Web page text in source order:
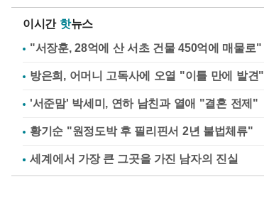
이시간 핫뉴스
"서장훈, 28억에 산 서초 건물 450억에 매물로"
방은희, 어머니 고독사에 오열 "이틀 만에 발견"
'서준맘' 박세미, 연하 남친과 열애 "결혼 전제"
황기순 "원정도박 후 필리핀서 2년 불법체류"